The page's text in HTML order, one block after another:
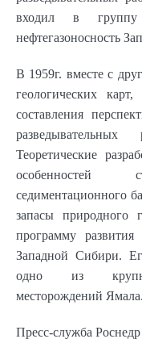
входил в группу
нефтегазоносность
В 1959г. вместе с
геологических
составления
Теоретические
особенностей
седиментационного
запасы природного
программу
Западной Сибири.
одно из
месторождений Ямала.
Пресс-служба Роснедр